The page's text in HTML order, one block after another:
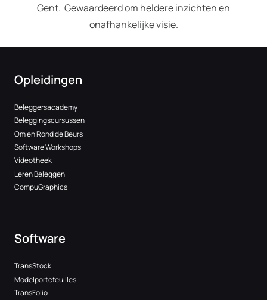
Gent. Gewaardeerd om heldere inzichten en
onafhankelijke visie.
Opleidingen
Beleggersacademy
Beleggingscursussen
Om en Rond de Beurs
Software Workshops
Videotheek
Leren Beleggen
CompuGraphics
Software
TransStock
Modelportefeuilles
TransFolio